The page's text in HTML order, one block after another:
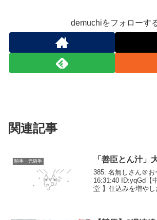
demuchiをフォローす
関連記事
騎手・元騎手 「善臣とん汁」
385: 名無しさん＠
16:31:40 ID:yqGd【
堂 】仕込みを増やし